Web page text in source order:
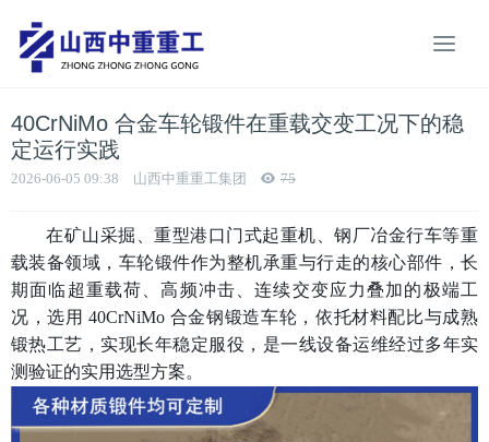
40CrNiMo 合金车轮锻件在重载交变工况下的稳
定运行实践
2026-06-05 09:38 山西中重重工集团 75
在矿山采掘、重型港口门式起重机、钢厂冶金行车等重
载装备领域，车轮锻件作为整机承重与行走的核心部件，长
期面临超重载荷、高频冲击、连续交变应力叠加的极端工
况，选用 40CrNiMo 合金钢锻造车轮，依托材料配比与成熟
锻热工艺，实现长年稳定服役，是一线设备运维经过多年实
测验证的实用选型方案。